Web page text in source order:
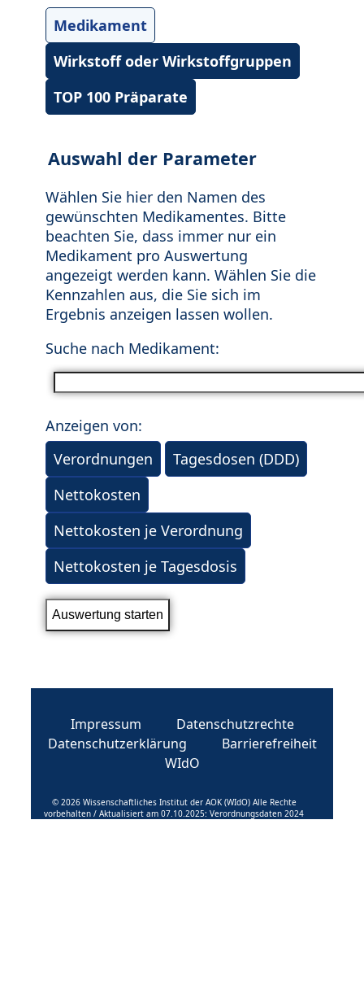
Medikament
Wirkstoff oder Wirkstoffgruppen
TOP 100 Präparate
Auswahl der Parameter
Wählen Sie hier den Namen des
gewünschten Medikamentes. Bitte
beachten Sie, dass immer nur ein
Medikament pro Auswertung
angezeigt werden kann. Wählen Sie die
Kennzahlen aus, die Sie sich im
Ergebnis anzeigen lassen wollen.
Suche nach Medikament:
Anzeigen von:
Verordnungen
Tagesdosen (DDD)
Nettokosten
Nettokosten je Verordnung
Nettokosten je Tagesdosis
Impressum
Datenschutzrechte
Datenschutzerklärung
Barrierefreiheit
WIdO
© 2026 Wissenschaftliches Institut der AOK (WIdO) Alle Rechte
vorbehalten / Aktualisiert am 07.10.2025: Verordnungsdaten 2024